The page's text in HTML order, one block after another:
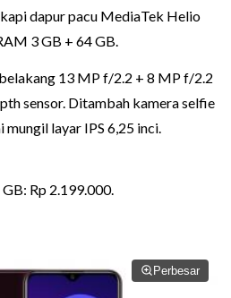
dapur pacu MediaTek Helio
3 GB + 64 GB.
13 MP f/2.2 + 8 MP f/2.2
sensor. Ditambah kamera selfie
layar IPS 6,25 inci.
Rp 2.199.000.
Perbesar